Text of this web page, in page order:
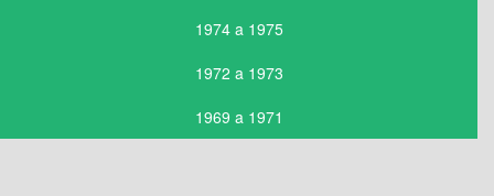
1974 a 1975
1972 a 1973
1969 a 1971